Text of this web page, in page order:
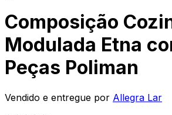
Composição
Modulada Etna
Peças Poliman
Vendido e entregue por Allegra Lar